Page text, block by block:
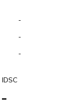
-
-
-
IDSC
-